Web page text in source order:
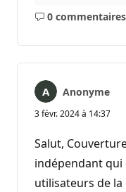
0 commentaires
Aucun
Anonyme
3 févr. 2024 à 14:37
Salut,
indépendant qui
utilisateurs de